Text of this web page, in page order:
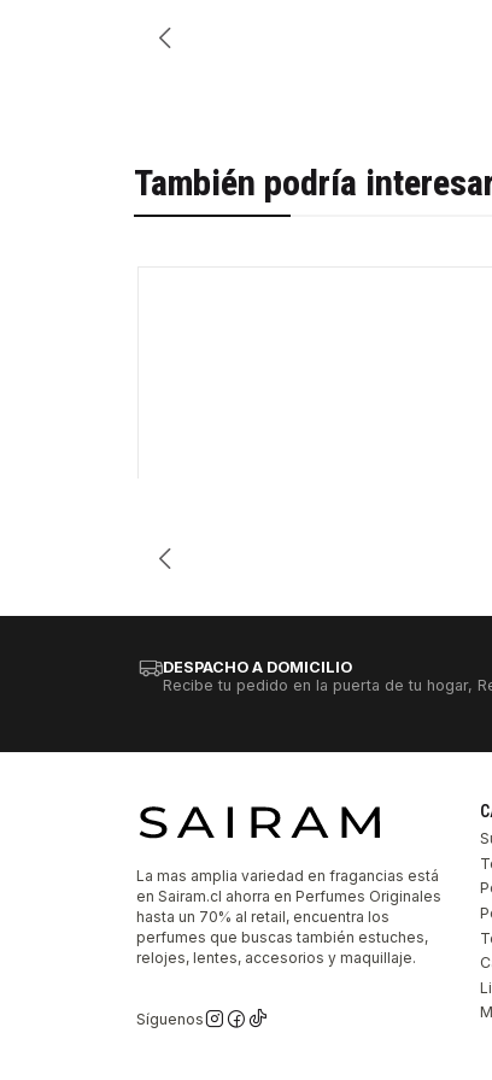
También podría
DESPACHO A DOMICILIO
Recibe tu pedido en la puerta de tu hogar,
La mas amplia variedad en fragancias está
en Sairam.cl ahorra en Perfumes Originales
hasta un 70% al retail, encuentra los
perfumes que buscas también estuches,
relojes, lentes, accesorios y maquillaje.
Síguenos